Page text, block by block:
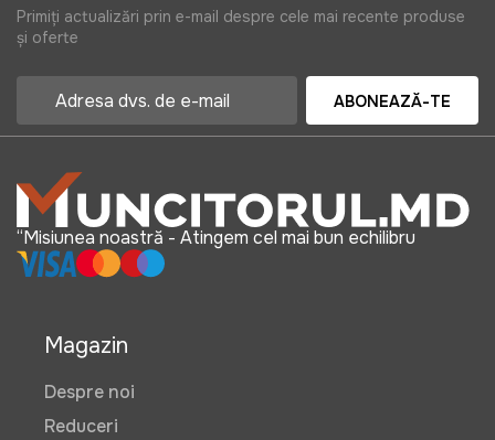
Primiți actualizări prin e-mail despre cele mai recente produse
și oferte
ABONEAZĂ-TE
“Misiunea noastră - Atingem cel mai bun echilibru
Magazin
Despre noi
Reduceri